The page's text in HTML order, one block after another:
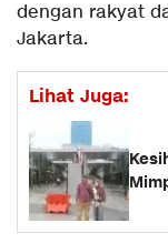
dengan rakyat
Jakarta.
Lihat Juga: